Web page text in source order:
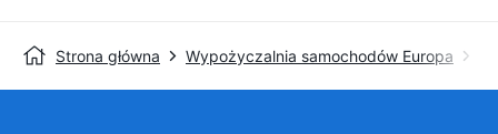
Strona główna Wypożyczalnia samochodów Europa